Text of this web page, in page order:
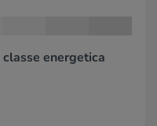
energetica